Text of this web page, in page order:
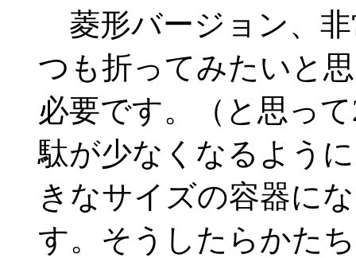
菱形バージョン、
つも折ってみたいと
必要です。（と思っ
駄が少なくなるよう
きなサイズの容器に
す。そうしたらかた